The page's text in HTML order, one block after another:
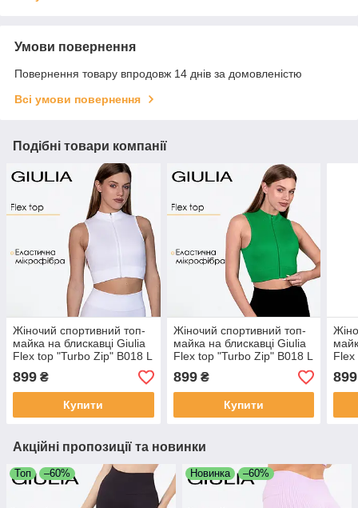
Умови повернення
Повернення товару впродовж 14 днів за домовленістю
Всі умови повернення
Подібні товари компанії
Жіночий спортивний топ-
майка на блискавці Giulia
Flex top "Turbo Zip" B018 L
White-white,маломірна
модель, кроп топ для
спорту
899 ₴
Купити
Жіночий спортивний топ-
майка на блискавці Giulia
Flex top "Turbo Zip" B018 L
Green-emerald, маломірна
модель, кроп топ для
спорту
899₴
Купити
Flex
топ
899
Акційні пропозиції та новинки
Топ –60% Новинка –60%